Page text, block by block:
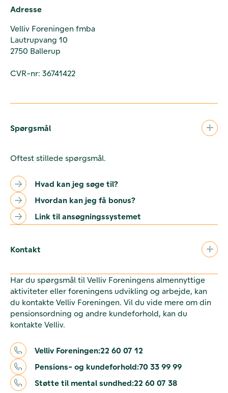
Adresse
Velliv Foreningen fmba
Lautrupvang 10
2750 Ballerup
CVR-nr: 36741422
Spørgsmål
Oftest stillede spørgsmål.
Hvad kan jeg søge til?
Hvordan kan jeg få bonus?
Link til ansøgningssystemet
Kontakt
Har du spørgsmål til Velliv Foreningens almennyttige
aktiviteter eller foreningens udvikling og arbejde, kan
du kontakte Velliv Foreningen. Vil du vide mere om din
pensionsordning og andre kundeforhold, kan du
kontakte Velliv.
Velliv Foreningen:22 60 07 12
Pensions- og kundeforhold:70 33 99 99
Støtte til mental sundhed:22 60 07 38